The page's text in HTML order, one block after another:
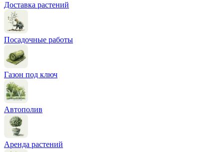
Доставка растений
Посадочные работы
Газон под ключ
Автополив
Аренда растений